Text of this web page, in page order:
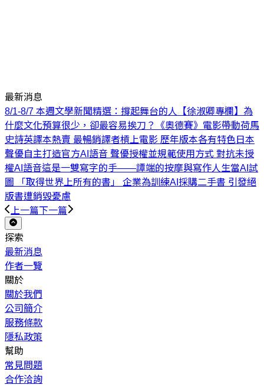
最新消息
8/1-8/7 本週文學新聞精選：撐起舞台的人
【徐淑卿專欄】為
什麼文化預算很少，卻最容易挨刀？
《奧德賽》電影帶動荷馬
史詩英譯本熱賣 最暢銷譯者槓上電影 歷年版本各有特色 日本
聲優自主打造官方AI語音 聲優授權並規範使用方式 對抗未授
權AI語音這是一雙寫字的手——譚端的按摩與寫作人生當AI試
圖 「取得世界上所有的書」 企業為訓練AI採購二手書 引發絕
版書遭銷毀憂慮
上一篇下一篇
探索
最新消息
作者一覽
關於
關於我們
公司簡介
服務條款
隱私政策
幫助
常見問題
合作洽詢